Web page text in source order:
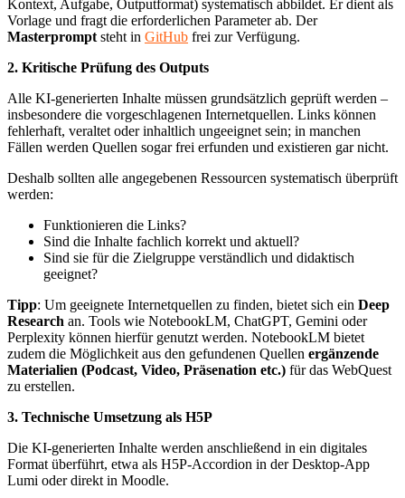
Kontext, Aufgabe, Outputformat) systematisch abbildet. Er dient als
Vorlage und fragt die erforderlichen Parameter ab. Der
Masterprompt steht in GitHub frei zur Verfügung.
2. Kritische Prüfung des Outputs
Alle KI-generierten Inhalte müssen grundsätzlich geprüft werden –
insbesondere die vorgeschlagenen Internetquellen. Links können
fehlerhaft, veraltet oder inhaltlich ungeeignet sein; in manchen
Fällen werden Quellen sogar frei erfunden und existieren gar nicht.
Deshalb sollten alle angegebenen Ressourcen systematisch überprüft
werden:
Funktionieren die Links?
Sind die Inhalte fachlich korrekt und aktuell?
Sind sie für die Zielgruppe verständlich und didaktisch
geeignet?
Tipp: Um geeignete Internetquellen zu finden, bietet sich ein Deep
Research an. Tools wie NotebookLM, ChatGPT, Gemini oder
Perplexity können hierfür genutzt werden. NotebookLM bietet
zudem die Möglichkeit aus den gefundenen Quellen ergänzende
Materialien (Podcast, Video, Präsenation etc.) für das WebQuest
zu erstellen.
3. Technische Umsetzung als H5P
Die KI-generierten Inhalte werden anschließend in ein digitales
Format überführt, etwa als H5P-Accordion in der Desktop-App
Lumi oder direkt in Moodle.